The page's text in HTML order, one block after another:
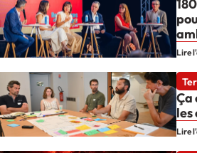
Lire
Ça
les
Lire